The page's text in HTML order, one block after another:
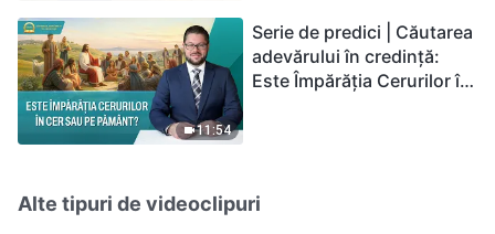
11:54
Serie de predici | Căutarea
adevărului în credință:
Este Împărăția Cerurilor în
Alte tipuri de videoclipuri